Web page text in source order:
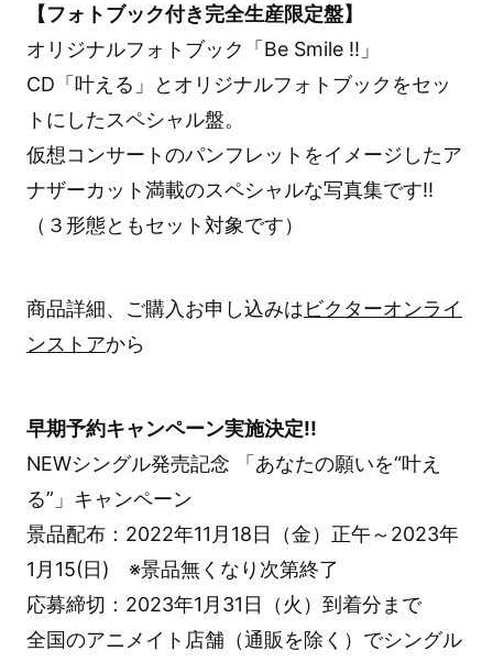
【フォトブック付き完全生産限定盤】
オリジナルフォトブック「Be Smile !!」
CD「叶える」とオリジナルフォトブックをセッ
トにしたスペシャル盤。
仮想コンサートのパンフレットをイメージしたア
ナザーカット満載のスペシャルな写真集です!!
（３形態ともセット対象です）
商品詳細、ご購入お申し込みはビクターオンライ
ンストアから
早期予約キャンペーン実施決定!!
NEWシングル発売記念 「あなたの願いを“叶え
る”」キャンペーン
景品配布：2022年11月18日（金）正午～2023年
1月15(日) ※景品無くなり次第終了
応募締切：2023年1月31日（火）到着分まで
全国のアニメイト店舗（通販を除く）でシングル